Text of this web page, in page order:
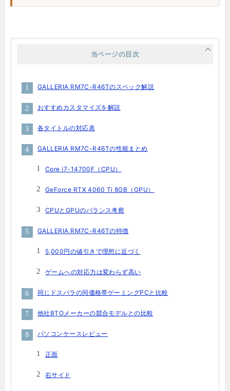
当ページの目次
GALLERIA RM7C-R46Tのスペック解説
おすすめカスタマイズを解説
各タイトルの対応表
GALLERIA RM7C-R46Tの性能まとめ
Core i7-14700F（CPU）
GeForce RTX 4060 Ti 8GB（GPU）
CPUとGPUのバランス考察
GALLERIA RM7C-R46Tの特徴
5,000円の値引きで理想に近づく
ゲームへの対応力は変わらず高い
同じドスパラの同価格帯ゲーミングPCと比較
他社BTOメーカーの競合モデルとの比較
パソコンケースレビュー
正面
右サイド